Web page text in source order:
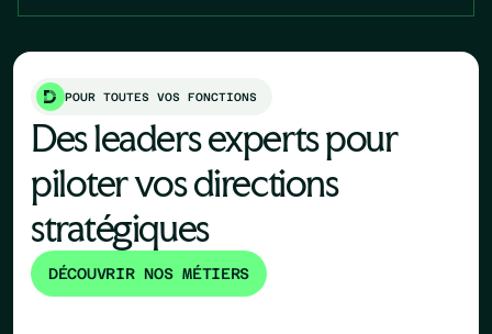
POUR TOUTES VOS FONCTIONS
Des leaders experts pour
piloter vos directions
stratégiques
DÉCOUVRIR NOS MÉTIERS